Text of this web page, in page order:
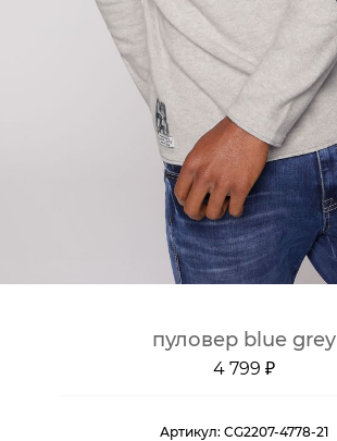
пуловер blue grey
4 799 ₽
Артикул: CG2207-4778-21